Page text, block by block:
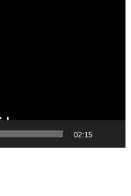
02:15